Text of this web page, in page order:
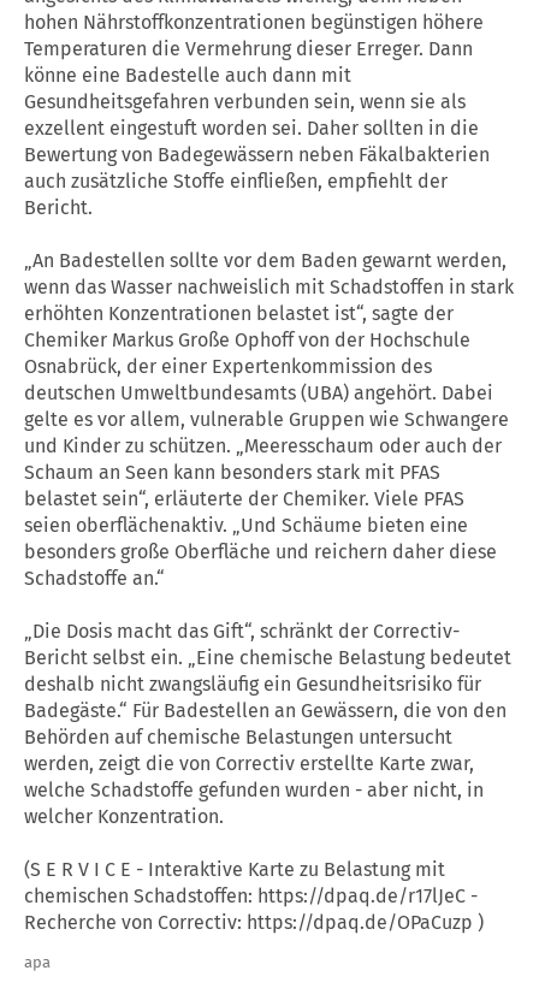
hohen Nährstoffkonzentrationen begünstigen höhere
Temperaturen die Vermehrung dieser Erreger. Dann
könne eine Badestelle auch dann mit
Gesundheitsgefahren verbunden sein, wenn sie als
exzellent eingestuft worden sei. Daher sollten in die
Bewertung von Badegewässern neben Fäkalbakterien
auch zusätzliche Stoffe einfließen, empfiehlt der
Bericht.
„An Badestellen sollte vor dem Baden gewarnt werden,
wenn das Wasser nachweislich mit Schadstoffen in stark
erhöhten Konzentrationen belastet ist“, sagte der
Chemiker Markus Große Ophoff von der Hochschule
Osnabrück, der einer Expertenkommission des
deutschen Umweltbundesamts (UBA) angehört. Dabei
gelte es vor allem, vulnerable Gruppen wie Schwangere
und Kinder zu schützen. „Meeresschaum oder auch der
Schaum an Seen kann besonders stark mit PFAS
belastet sein“, erläuterte der Chemiker. Viele PFAS
seien oberflächenaktiv. „Und Schäume bieten eine
besonders große Oberfläche und reichern daher diese
Schadstoffe an.“
„Die Dosis macht das Gift“, schränkt der Correctiv-
Bericht selbst ein. „Eine chemische Belastung bedeutet
deshalb nicht zwangsläufig ein Gesundheitsrisiko für
Badegäste.“ Für Badestellen an Gewässern, die von den
Behörden auf chemische Belastungen untersucht
werden, zeigt die von Correctiv erstellte Karte zwar,
welche Schadstoffe gefunden wurden - aber nicht, in
welcher Konzentration.
(S E R V I C E - Interaktive Karte zu Belastung mit
chemischen Schadstoffen: https://dpaq.de/r17lJeC -
Recherche von Correctiv: https://dpaq.de/OPaCuzp )
apa